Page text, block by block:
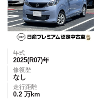
年式
2025(R07)年
修復歴
なし
走行距離
0.2 万km